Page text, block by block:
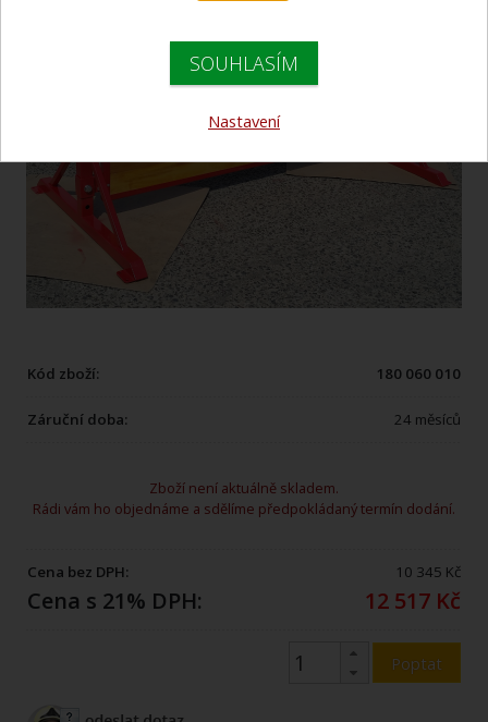
Kód zboží: 180 060 010
Záruční doba: 24 měsíců
Zboží není aktuálně skladem.
Rádi vám ho objednáme a sdělíme předpokládaný termín dodání.
Cena bez DPH: 10 345 Kč
Cena s 21% DPH: 12 517 Kč
Poptat
SOUHLASÍM
Nastavení